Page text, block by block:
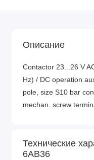
Описание
Contactor 23...26 V
Hz) / DC operation
pole, size S10 bar
mechan. screw
Технические
6AB36